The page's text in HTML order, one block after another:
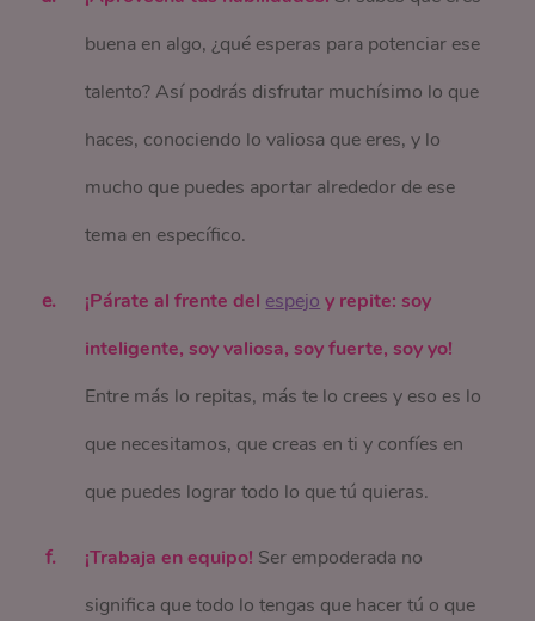
buena en algo, ¿qué esperas para potenciar ese
talento? Así podrás disfrutar muchísimo lo que
haces, conociendo lo valiosa que eres, y lo
mucho que puedes aportar alrededor de ese
tema en específico.
¡Párate al frente del espejo y repite: soy
inteligente, soy valiosa, soy fuerte, soy yo!
Entre más lo repitas, más te lo crees y eso es lo
que necesitamos, que creas en ti y confíes en
que puedes lograr todo lo que tú quieras.
¡Trabaja en equipo! Ser empoderada no
significa que todo lo tengas que hacer tú o que